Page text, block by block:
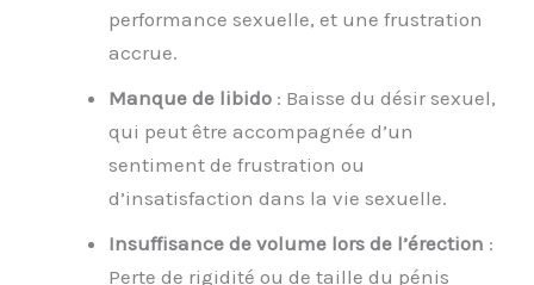
performance sexuelle, et une frustration
accrue.
Manque de libido : Baisse du désir sexuel,
qui peut être accompagnée d’un
sentiment de frustration ou
d’insatisfaction dans la vie sexuelle.
Insuffisance de volume lors de l’érection :
Perte de rigidité ou de taille du pénis